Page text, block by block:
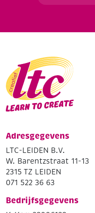
Adresgegevens
LTC-LEIDEN B.V.
W. Barentzstraat 11-13
2315 TZ LEIDEN
071 522 36 63
Bedrijfsgegevens